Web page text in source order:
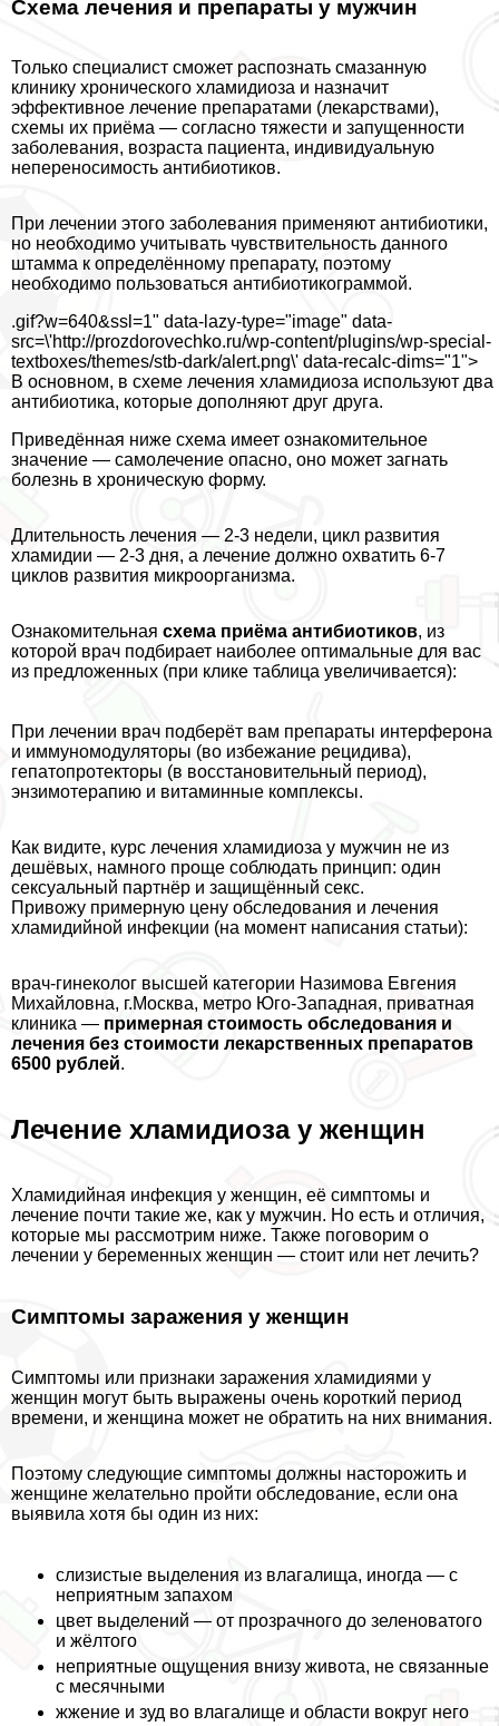
Схема лечения и препараты у мужчин
Только специалист сможет распознать смазанную
клинику хронического xлaмидиоза и назначит
эффективное лечение препаратами (лекарствами),
схемы их приёма — согласно тяжести и запущенности
заболевания, возраста пациента, индивидуальную
непереносимость антибиотиков.
При лечении этого заболевания применяют антибиотики,
но необходимо учитывать чувствительность данного
штамма к определённому препарату, поэтому
необходимо пользоваться антибиотикограммой.
.gif?w=640&ssl=1" data-lazy-type="image" data-
src=\'http://prozdorovechko.ru/wp-content/plugins/wp-special-
textboxes/themes/stb-dark/alert.png\' data-recalc-dims="1">
В основном, в схеме лечения xлaмидиоза используют два
антибиотика, которые дополняют друг друга.
Приведённая ниже схема имеет ознакомительное
значение — самолечение опасно, оно может загнать
болезнь в хроническую форму.
Длительность лечения — 2-3 недели, цикл развития
xлaмидии — 2-3 дня, а лечение должно охватить 6-7
циклов развития микроорганизма.
Ознакомительная схема приёма антибиотиков, из
которой врач подбирает наиболее оптимальные для вас
из предложенных (при клике таблица увеличивается):
При лечении врач подберёт вам препараты интерферона
и иммуномодуляторы (во избежание рецидива),
гепатопротекторы (в восстановительный период),
энзимотерапию и витаминные комплексы.
Как видите, курс лечения xлaмидиоза у мужчин не из
дешёвых, намного проще соблюдать принцип: один
ceкcуальный партнёр и защищённый ceкc.
Привожу примерную цену обследования и лечения
xлaмидийной инфекции (на момент написания статьи):
врач-гинеколог высшей категории Назимова Евгения
Михайловна, г.Москва, метро Юго-Западная, приватная
клиника — примерная стоимость обследования и
лечения без стоимости лекарственных препаратов
6500 рублей.
Лечение xлaмидиоза у женщин
Хлaмидийная инфекция у женщин, её симптомы и
лечение почти такие же, как у мужчин. Но есть и отличия,
которые мы рассмотрим ниже. Также поговорим о
лечении у беременных женщин — стоит или нет лечить?
Симптомы заражения у женщин
Симптомы или признаки заражения xлaмидиями у
женщин могут быть выражены очень короткий период
времени, и женщина может не обратить на них внимания.
Поэтому следующие симптомы должны насторожить и
женщине желательно пройти обследование, если она
выявила хотя бы один из них:
слизистые выделения из влагалища, иногда — с
неприятным запахом
цвет выделений — от прозрачного до зеленоватого
и жёлтого
неприятные ощущения внизу живота, не связанные
с мecячными
жжение и зуд во влагалище и области вокруг него